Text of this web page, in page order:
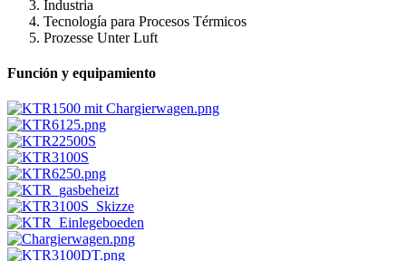
Industria
Tecnología para Procesos Térmicos
Prozesse Unter Luft
Función y equipamiento